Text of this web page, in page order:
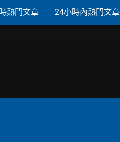
熱門文章 24小時內熱門文章